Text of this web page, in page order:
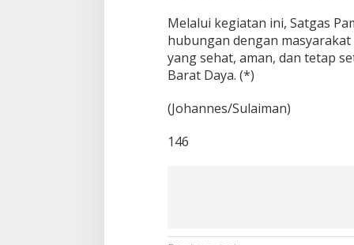
Melalui kegiatan ini, Satgas
hubungan dengan
yang sehat, aman, dan tetap
Barat Daya. (*)
(Johannes/Sulaiman)
146